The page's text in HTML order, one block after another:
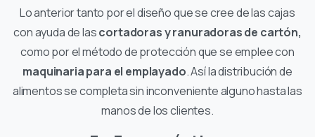
Lo anterior tanto por el diseño que se cree de las cajas
con ayuda de lascortadoras y ranuradoras de cartón,
como por el método de protección que se emplee con
maquinaria para el emplayado. Así la distribución de
alimentos se completa sin inconveniente alguno hasta las
manos de los clientes.